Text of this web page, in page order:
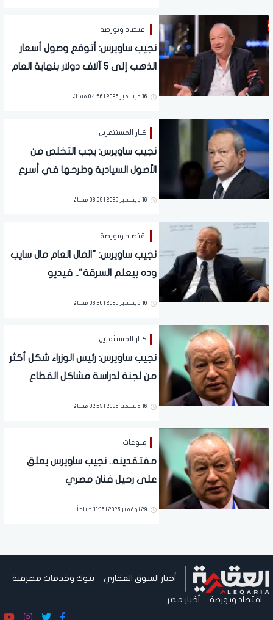
اقتصاد وبورصة
نجيب ساويرس: أتوقع وصول أسعار
الذهب إلى 5 آلاف دولار بنهاية العام
16 ديسمبر 2025 | 04:56 مساءً
كبار المستثمرين
نجيب ساويرس: يجب التخلص من
الأصول السيادية وطرحها في أسرع
16 ديسمبر 2025 | 03:59 مساءً
اقتصاد وبورصة
نجيب ساويرس: "المال العام مال سايب
وده بيعلم السرقة".. فيديو
16 ديسمبر 2025 | 03:26 مساءً
كبار المستثمرين
نجيب ساويرس: رئيس الوزراء شكل أكثر
من لجنة لدراسة مشاكل القطاع
16 ديسمبر 2025 | 02:53 مساءً
منوعات
مفتقدينه.. نجيب ساويرس يعلق
على رحيل فنان مصري
29 نوفمبر 2025 | 11:16 صباحاً
أخبار السوق العقاري بنوك وخدمات مصرفية
اقتصاد وبورصة أخبار مصر